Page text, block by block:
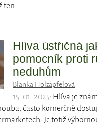
ten…
Hlíva ústřičná
pomocník proti
neduhům
Blanka Holzäpfelová
15. 01. 2025: Hlíva je
často komerčně
Je totiž